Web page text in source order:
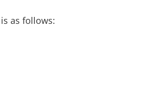
as follows: